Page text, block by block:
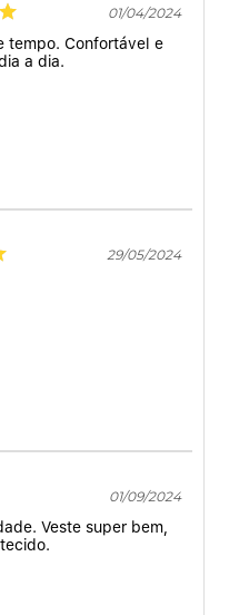
01/04/2024
tempo. Confortável e
a dia.
29/05/2024
01/09/2024
Veste super bem,